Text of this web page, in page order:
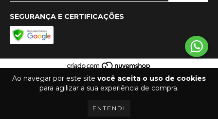
Ao navegar por este site você aceita o uso de cookies
para agilizar a sua experiência de compra.
ENTENDI
SEGURANÇA E CERTIFICAÇÕES
COPYRIGHT TOPO ACESSÓRIOS - 39343548000170 - 2026. TODOS OS DIREITOS
RESERVADOS.